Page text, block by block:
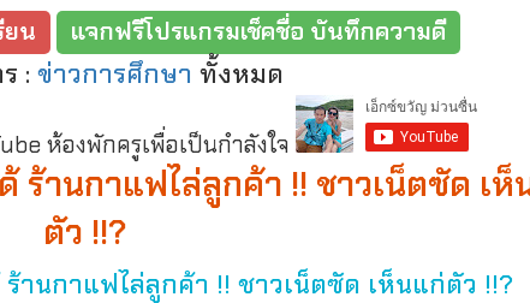
ยน แจกฟรีโปรแกรมเช็คชื่อ บันทึกความดี
: ข่าวการศึกษา ทั้งหมด
ห้องพักครูเพื่อเป็นกำลังใจ
ร้านกาแฟไล่ลูกค้า !! ชาวเน็ตซัด เ
ตัว !!?
านกาแฟไล่ลูกค้า !! ชาวเน็ตซัด เห็นแก่ตัว !!?